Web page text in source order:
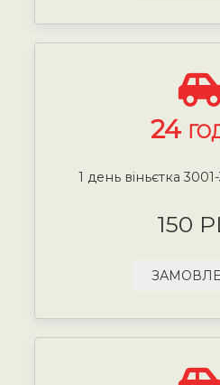
24
1 день віньєтка
150